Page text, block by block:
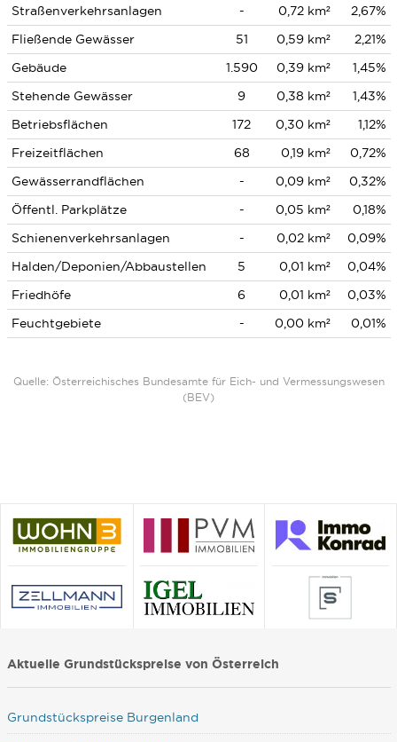
Straßenverkehrsanlagen - 0,72 km²
2,67%
Fließende Gewässer
51 0,59 km²
2,21%
Gebäude
1.590 0,39 km²
1,45%
Stehende Gewässer
9 0,38 km²
1,43%
Betriebsflächen
172 0,30 km²
1,12%
Freizeitflächen
68 0,19 km²
0,72%
Gewässerrandflächen
- 0,09 km²
0,32%
Öffentl. Parkplätze
- 0,05 km²
0,18%
Schienenverkehrsanlagen
- 0,02 km²
0,09%
Halden/Deponien/Abbaustellen
5 0,01 km²
0,04%
Friedhöfe
6 0,01 km²
0,03%
Feuchtgebiete
- 0,00 km² 0,01%
Quelle: Österreichisches Bundesamte für Eich- und Vermessungswesen
(BEV)
Aktuelle Grundstückspreise von Österreich
Grundstückspreise Burgenland